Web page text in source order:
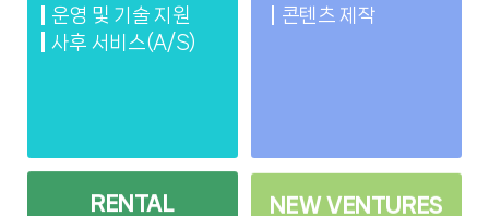
운영 및 기술 지원
사후 서비스(A/S)
콘텐츠 제작
RENTAL NEW VENTURES